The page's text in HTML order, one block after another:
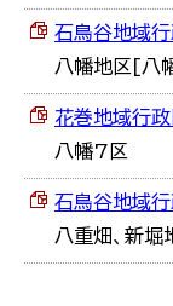
石鳥谷地域
八幡地区[八
花巻地域行
八幡7区
石鳥谷地域
八重畑、新堀